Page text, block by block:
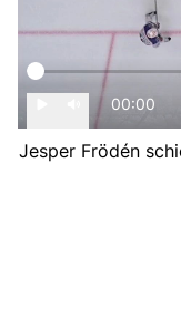
00:00
Jesper Frödén